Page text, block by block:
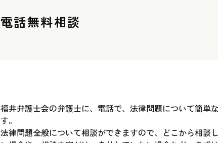
電話無料相談
福井弁護士会の弁護士に、電話で、法律問題について簡単
す。
法律問題全般について相談ができますので、どこから相談